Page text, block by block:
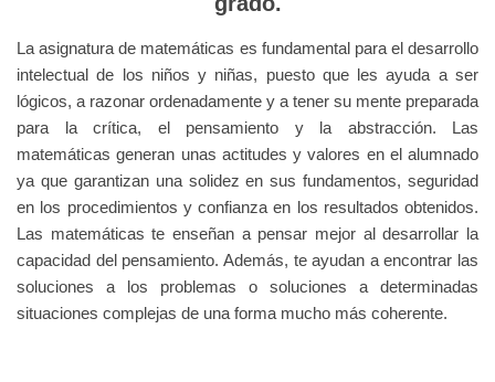
La asignatura de matemáticas es fundamental para el desarrollo
intelectual de los niños y niñas, puesto que les ayuda a ser
lógicos, a razonar ordenadamente y a tener su mente preparada
para la crítica, el pensamiento y la abstracción. Las
matemáticas generan unas actitudes y valores en el alumnado
ya que garantizan una solidez en sus fundamentos, seguridad
en los procedimientos y confianza en los resultados obtenidos.
Las matemáticas te enseñan a pensar mejor al desarrollar la
capacidad del pensamiento. Además, te ayudan a encontrar las
soluciones a los problemas o soluciones a determinadas
situaciones complejas de una forma mucho más coherente.